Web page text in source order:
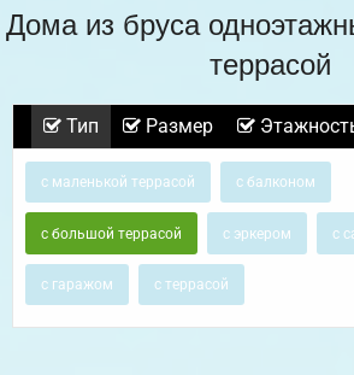
Дома из бруса
террасой
Тип Размер
с маленькой террасой с балконом
с большой террасой с эркером с
с гаражом с террасой